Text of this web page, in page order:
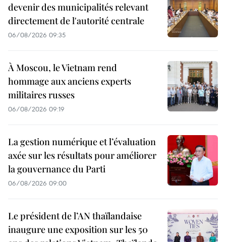
devenir des municipalités relevant
directement de l'autorité centrale
06/08/2026 09:35
À Moscou, le Vietnam rend
hommage aux anciens experts
militaires russes
06/08/2026 09:19
La gestion numérique et l’évaluation
axée sur les résultats pour améliorer
la gouvernance du Parti
06/08/2026 09:00
Le président de l’AN thaïlandaise
inaugure une exposition sur les 50